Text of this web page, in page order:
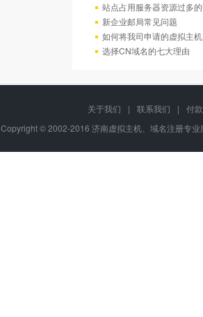
站点占用服务器资源过多
新企业邮局常见问题
如何将我司申请的虚拟主
选择CN域名的七大理由
关于我们 | 联系我们 |
付
Copyright © 2002-2016 济南虚拟主机、域名注册专